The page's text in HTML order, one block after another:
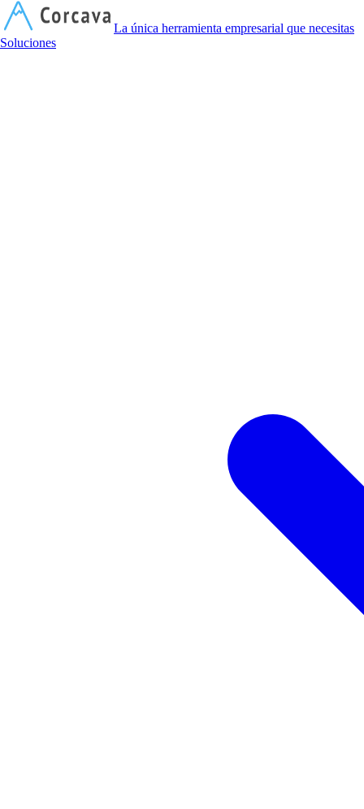
La única herramienta empresarial que necesitas
Soluciones